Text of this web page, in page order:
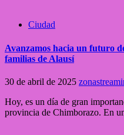
Ciudad
Avanzamos hacia un futuro
familias de Alausí
30 de abril de 2025
Hoy, es un día de gran
provincia de Chimborazo. En